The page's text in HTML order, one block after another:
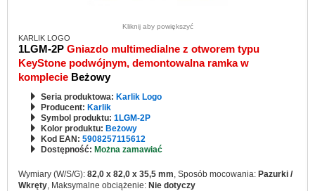
Kliknij aby powiększyć
KARLIK LOGO
1LGM-2P Gniazdo multimedialne z otworem typu
KeyStone podwójnym, demontowalna ramka w
komplecie Beżowy
Seria produktowa: Karlik Logo
Producent: Karlik
Symbol produktu: 1LGM-2P
Kolor produktu: Beżowy
Kod EAN: 5908257115612
Dostępność: Można zamawiać
Wymiary (W/S/G): 82,0 x 82,0 x 35,5 mm, Sposób mocowania: Pazurki /
Wkręty, Maksymalne obciążenie: Nie dotyczy